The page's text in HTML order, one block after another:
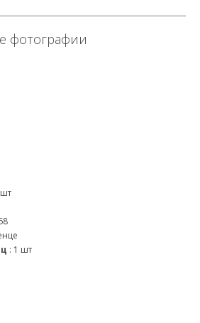
фотографии
шт
: 1 шт